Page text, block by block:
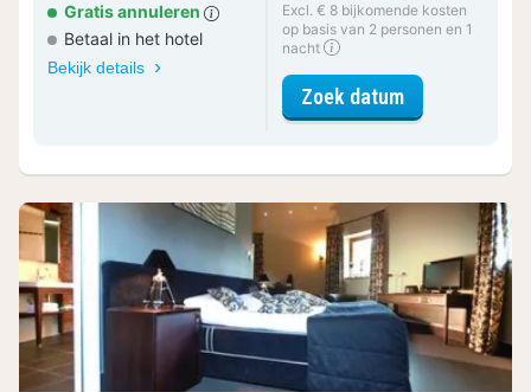
Gratis annuleren
Betaal in het hotel
Bekijk details
Excl. € 8 bijkomende kosten
op basis van 2 personen en 1
nacht
Zoek datumvoor Split-